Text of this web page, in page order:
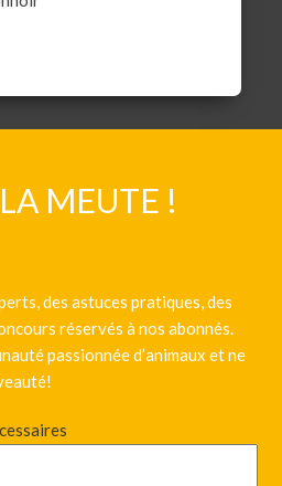
MEUTE !
des astuces pratiques, des
réservés à nos abonnés.
passionnée d’animaux et ne